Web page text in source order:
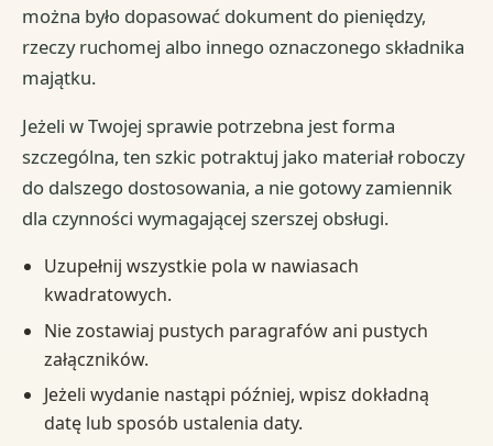
można było dopasować dokument do pieniędzy,
rzeczy ruchomej albo innego oznaczonego składnika
majątku.
Jeżeli w Twojej sprawie potrzebna jest forma
szczególna, ten szkic potraktuj jako materiał roboczy
do dalszego dostosowania, a nie gotowy zamiennik
dla czynności wymagającej szerszej obsługi.
Uzupełnij wszystkie pola w nawiasach
kwadratowych.
Nie zostawiaj pustych paragrafów ani pustych
załączników.
Jeżeli wydanie nastąpi później, wpisz dokładną
datę lub sposób ustalenia daty.